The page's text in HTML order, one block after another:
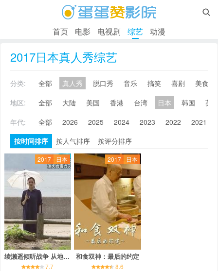

首页 电影 电视剧 综艺 动漫
2017日本真人秀综艺
分类: 全部 真人秀 脱口秀 音乐 搞笑 喜剧
美食
地区:
全部 大陆 美国 香港 台湾 日本 韩国
英
年代:
全部 2026 2025 2024 2023 2022 2021
按时间排序
按人气排序 按评分排序
2017 日本
绫濑遥倾听战争 从地图上消失的秘密岛屿
7.7
2017 日本
和食双神：最后的约定
8.6